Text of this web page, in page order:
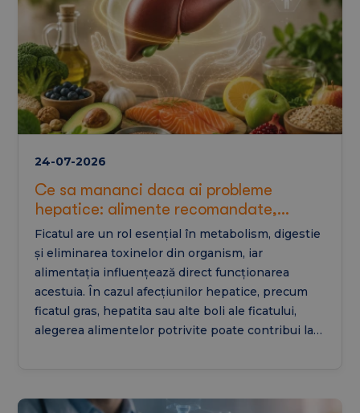
24-07-2026
Ce sa mananci daca ai probleme
hepatice: alimente recomandate,
alimente interzise si regim pentru ficat
gras
Ficatul are un rol esențial în metabolism, digestie
și eliminarea toxinelor din organism, iar
alimentația influențează direct funcționarea
acestuia. În cazul afecțiunilor hepatice, precum
ficatul gras, hepatita sau alte boli ale ficatului,
alegerea alimentelor potrivite poate contribui la
ce alimente sunt recomandate, ce trebuie evitat